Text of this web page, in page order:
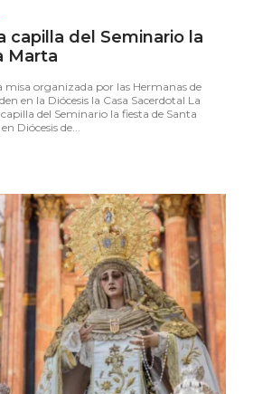
capilla del Seminario la
Marta
misa organizada por las Hermanas de
en la Diócesis la Casa Sacerdotal La
del Seminario la fiesta de Santa
Diócesis de...